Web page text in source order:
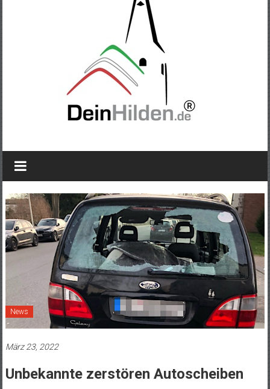
News
März 23, 2022
Unbekannte zerstören Autoscheiben